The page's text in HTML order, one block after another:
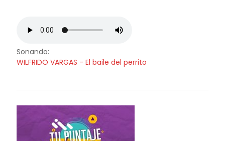
Sonando:
WILFRIDO VARGAS - El baile del perrito